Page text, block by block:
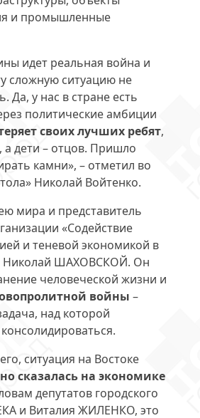
и промышленные
идет реальная война и
сложную ситуацию не
Да, у нас в стране есть
политические амбиции
своих лучших ребят,
а дети – отцов. Пришло
камни», – отметил во
Николай Войтенко.
мира и представитель
«Содействие
и теневой экономикой в
Николай ШАХОВСКОЙ. Он
человеческой жизни и
войны –
над которой
ситуация на Востоке
сказалась на экономике
депутатов городского
и Виталия ЖИЛЕНКО, это